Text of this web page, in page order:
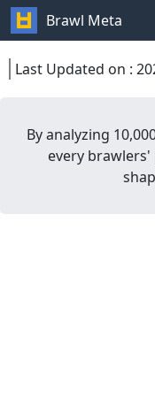
Brawl Meta
Last Updated on :
By analyzing
every